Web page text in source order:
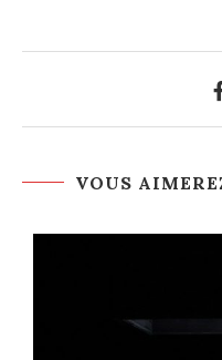
VOUS